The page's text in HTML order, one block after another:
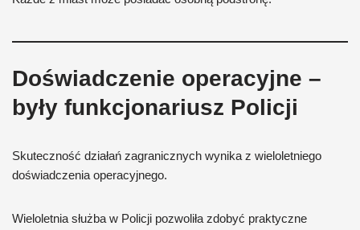
Doświadczenie operacyjne –
były funkcjonariusz Policji
Skuteczność działań zagranicznych wynika z wieloletniego
doświadczenia operacyjnego.
Wieloletnia służba w Policji pozwoliła zdobyć praktyczne